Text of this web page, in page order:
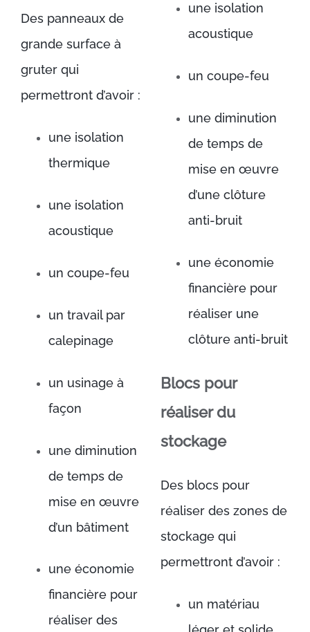
Des panneaux de
grande surface à
gruter qui
permettront d’avoir :
une isolation
thermique
une isolation
acoustique
un coupe-feu
un travail par
calepinage
un usinage à
façon
une diminution
de temps de
mise en œuvre
d’un bâtiment
une économie
financière pour
réaliser des
une isolation
acoustique
un coupe-feu
une diminution
de temps de
mise en œuvre
d’une clôture
anti-bruit
une économie
financière pour
réaliser une
clôture anti-bruit
Blocs pour
réaliser du
stockage
Des blocs pour
réaliser des zones de
stockage qui
permettront d’avoir :
un matériau